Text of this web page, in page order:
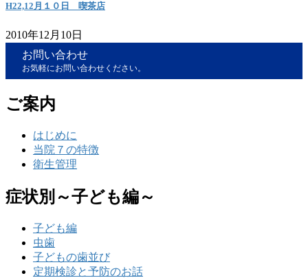
H22,12月１０日 喫茶店
2010年12月10日
お問い合わせ
お気軽にお問い合わせください。
ご案内
はじめに
当院７の特徴
衛生管理
症状別～子ども編～
子ども編
虫歯
子どもの歯並び
定期検診と予防のお話